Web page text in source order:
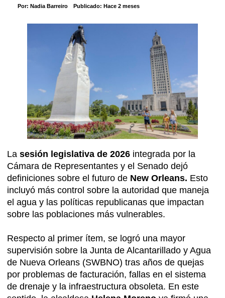
Por: Nadia Barreiro Publicado: Hace 2 meses
La sesión legislativa de 2026 integrada por la
Cámara de Representantes y el Senado dejó
definiciones sobre el futuro de New Orleans. Esto
incluyó más control sobre la autoridad que maneja
el agua y las políticas republicanas que impactan
sobre las poblaciones más vulnerables.
Respecto al primer ítem, se logró una mayor
supervisión sobre la Junta de Alcantarillado y Agua
de Nueva Orleans (SWBNO) tras años de quejas
por problemas de facturación, fallas en el sistema
de drenaje y la infraestructura obsoleta. En este